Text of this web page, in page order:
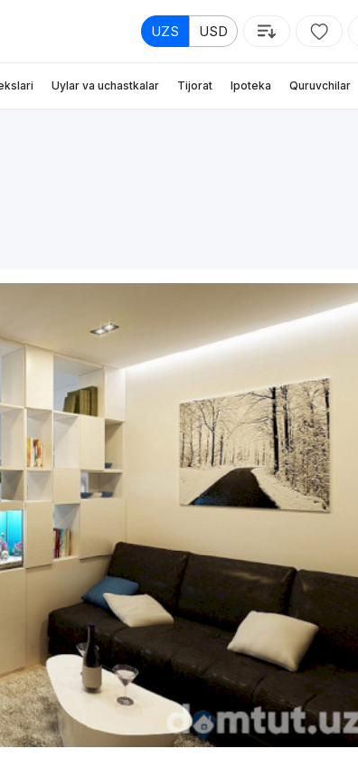
UZS USD
Uylar va uchastkalar Tijorat Ipoteka Quruvchilar